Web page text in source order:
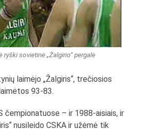
ryški sovietinė „Žalgirio“ pergalė
laimėjo „Žalgiris“, trečiosios
93-83.
čempionatuose – ir 1988-aisiais, ir
nusileido CSKA ir užėmė tik